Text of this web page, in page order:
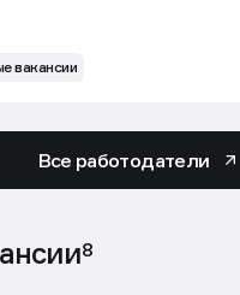
вакансии
Все работодатели
8